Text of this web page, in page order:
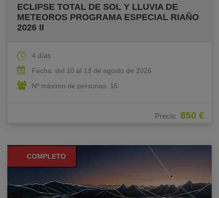
ECLIPSE TOTAL DE SOL Y LLUVIA DE
METEOROS PROGRAMA ESPECIAL RIAÑO
2026 II
Precio 850 €
4 días
Fecha: del 10 al 13 de agosto de 2026
Nº máximo de personas: 15
COMPLETO